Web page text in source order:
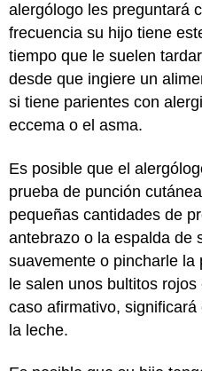
alergólogo les preguntará
frecuencia su hijo tiene
tiempo que le suelen
desde que ingiere un
si tiene parientes con
eccema o el asma.
Es posible que el
prueba de punción
pequeñas cantidades de
antebrazo o la espalda de
suavemente o pincharle la
le salen unos bultitos
caso afirmativo,
la leche.